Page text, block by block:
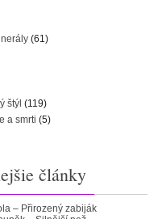
(61)
štýl (119)
a smrti (5)
články
– Přirozený zabiják